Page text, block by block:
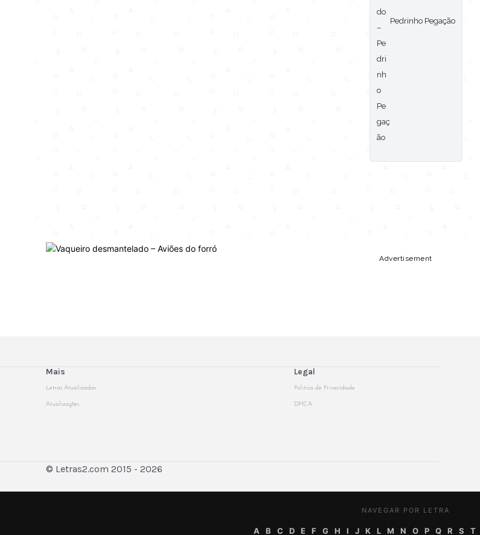
Pedrinho Pegação
Advertisement
Mais
Letras Atualizadas
Atualizações
Legal
Politica de Privacidade
DMCA
© Letras2.com 2015 - 2026
NAVEGAR POR LETRA
A B C D E F G H I J K L M N O P Q R S T